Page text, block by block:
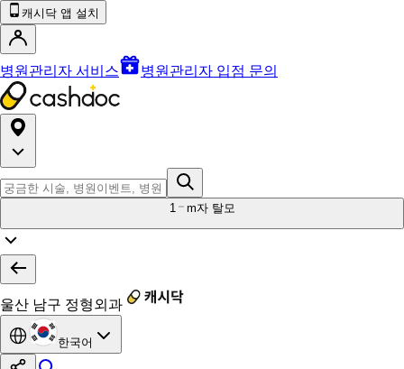
캐시닥 앱 설치
병원관리자 서비스 병원관리자 입점 문의
1 m자 탈모
울산 남구 정형외과
한국어